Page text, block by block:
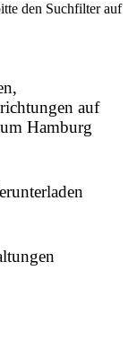
den Suchfilter auf
auf
Hamburg